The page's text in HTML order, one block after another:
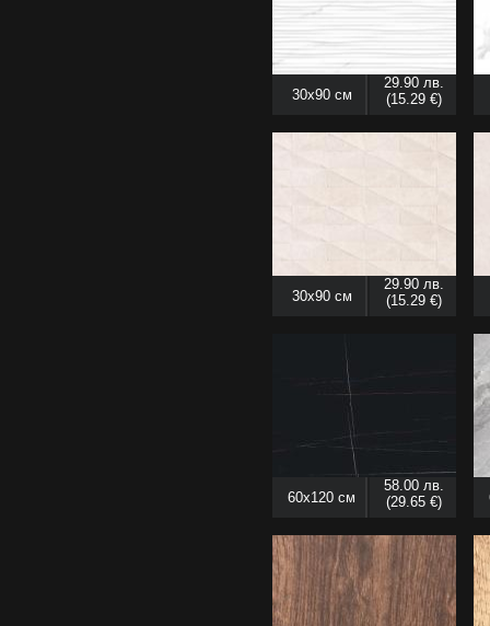
30x90 см
29.90 лв.
(15.29 €)
30x90 см
29.90 лв.
(15.29 €)
60x120 см
58.00 лв.
(29.65 €)